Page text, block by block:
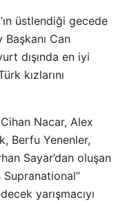
üstlendiği gecede
Can
dışında en iyi
kızlarını
Nacar, Alex
Berfu Yenenler,
Sayar’dan oluşan
Supranational”
yarışmacıyı